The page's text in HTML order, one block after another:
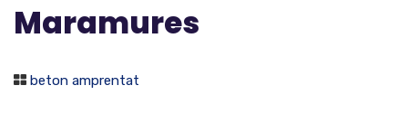
Maramures
beton amprentat